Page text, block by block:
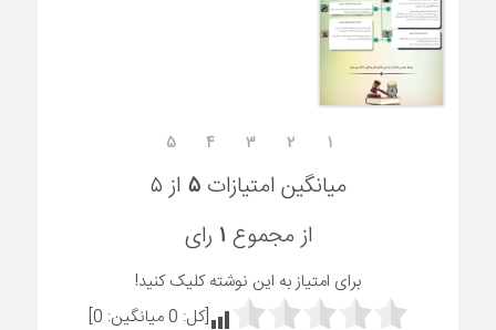
۱ ۲ ۳ ۴ ۵
میانگین امتیازات ۵ از ۵
از مجموع ۱ رای
برای امتیاز به این نوشته کلیک کنید!
[کل: 0میانگین: 0
]